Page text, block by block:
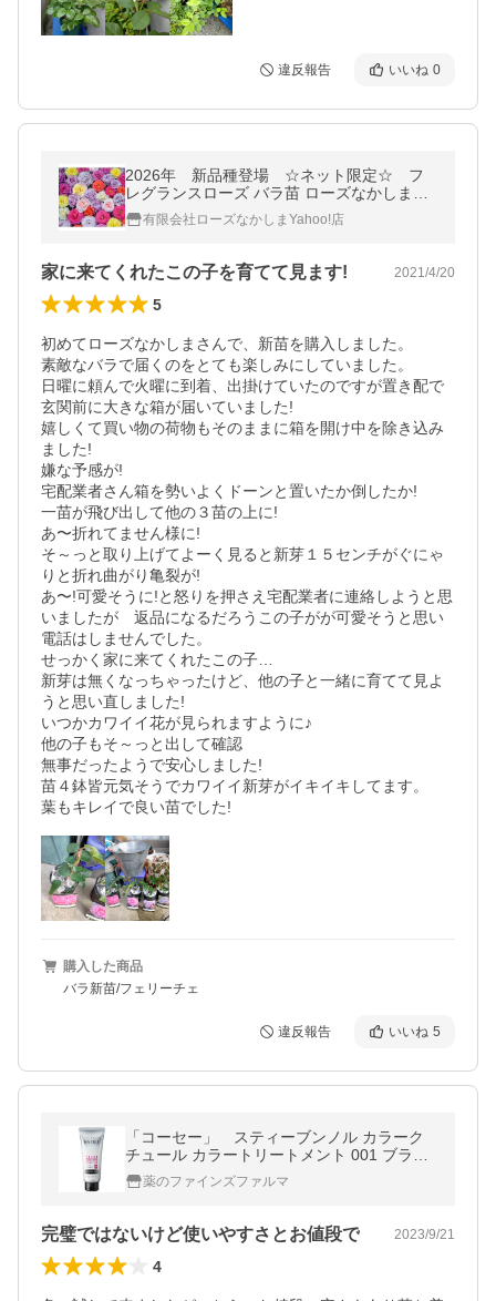
違反報告 いいね 0
2026年 新品種登場 ☆ネット限定☆ フ
レグランスローズ バラ苗 ローズなかしま
オリジナル品種
有限会社ローズなかしまYahoo!店
家に来てくれたこの子を育てて見ます! 2021/4/20
5
初めてローズなかしまさんで、新苗を購入しました。
素敵なバラで届くのをとても楽しみにしていました。
日曜に頼んで火曜に到着、出掛けていたのですが置き配で
玄関前に大きな箱が届いていました!
嬉しくて買い物の荷物もそのままに箱を開け中を除き込み
ました!
嫌な予感が!
宅配業者さん箱を勢いよくドーンと置いたか倒したか!
一苗が飛び出して他の３苗の上に!
あ〜折れてません様に!
そ～っと取り上げてよーく見ると新芽１５センチがぐにゃ
りと折れ曲がり亀裂が!
あ〜!可愛そうに!と怒りを押さえ宅配業者に連絡しようと思
いましたが　返品になるだろうこの子がが可愛そうと思い
電話はしませんでした。
せっかく家に来てくれたこの子…
新芽は無くなっちゃったけど、他の子と一緒に育てて見よ
うと思い直しました!
いつかカワイイ花が見られますように♪
他の子もそ～っと出して確認
無事だったようで安心しました!
苗４鉢皆元気そうでカワイイ新芽がイキイキしてます。
葉もキレイで良い苗でした!
購入した商品
バラ新苗/フェリーチェ
違反報告 いいね 5
「コーセー」 スティーブンノル カラーク
チュール カラートリートメント 001 ブラッ
ク 200g 200g
薬のファインズファルマ
完璧ではないけど使いやすさとお値段で 2023/9/21
4